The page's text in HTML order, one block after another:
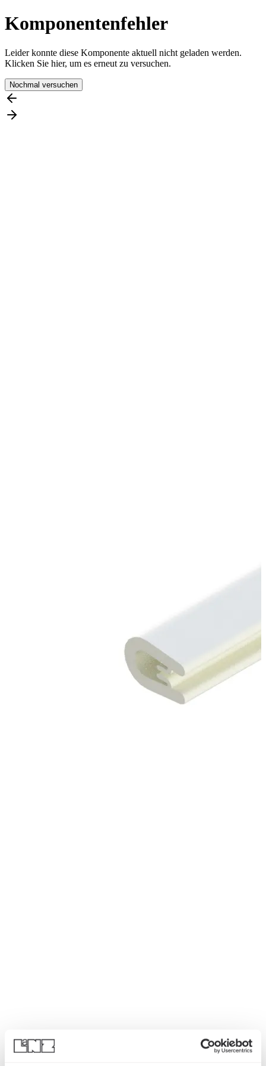
Komponentenfehler
Leider konnte diese Komponente aktuell nicht geladen werden.
Klicken Sie hier, um es erneut zu versuchen.
Nochmal versuchen